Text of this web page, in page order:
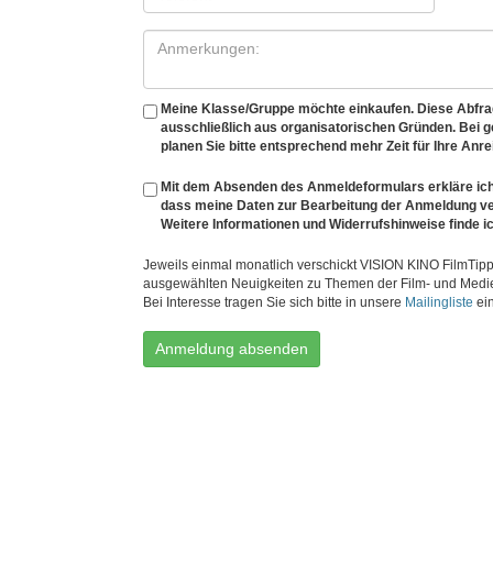
Meine Klasse/Gruppe möchte einkaufen. Diese
ausschließlich aus organisatorischen Gründen. Bei
planen Sie bitte entsprechend mehr Zeit für Ihre
Mit dem Absenden des Anmeldeformulars erkläre
dass meine Daten zur Bearbeitung der Anmeldung
Weitere Informationen und Widerrufshinweise finde
Jeweils einmal monatlich verschickt VISION KINO
ausgewählten Neuigkeiten zu Themen der Film- und
Bei Interesse tragen Sie sich bitte in unsere Mailingliste
Anmeldung absenden